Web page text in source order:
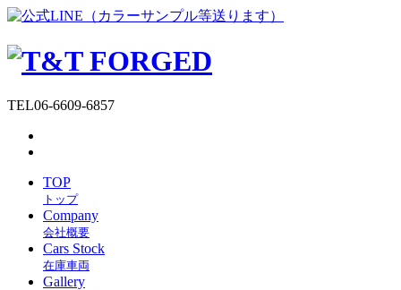
TEL06-6609-6857
TOP
トップ
Company
会社概要
Cars Stock
在庫車両
Gallery